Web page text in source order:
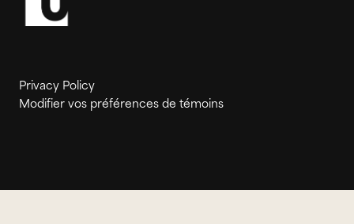
Privacy Policy
Modifier vos préférences de témoins